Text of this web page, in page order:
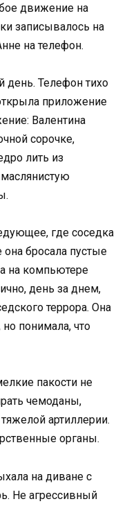
движение на
записывалось на
на телефон.
день. Телефон тихо
приложение
Валентина
сорочке,
лить из
где соседка
она бросала пустые
на компьютере
день за днем,
террора. Она
понимала, что
пакости не
чемоданы,
артиллерии.
органы.
на диване с
Не агрессивный